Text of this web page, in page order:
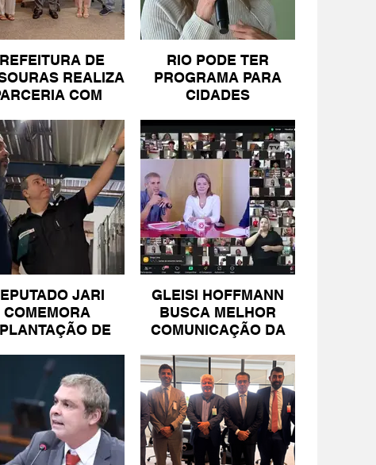
DE
REALIZA
COM
RIO PODE TER
PROGRAMA PARA
CIDADES
JARI
COMEMORA
DE
GLEISI HOFFMANN
BUSCA MELHOR
COMUNICAÇÃO DA